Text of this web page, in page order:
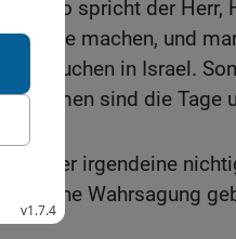
So spricht der Herr,
Ende machen, und
in Israel.
sind die Tage
länger irgendeine
Wahrsagung